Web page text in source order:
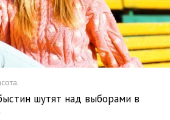
шутят над выборами в